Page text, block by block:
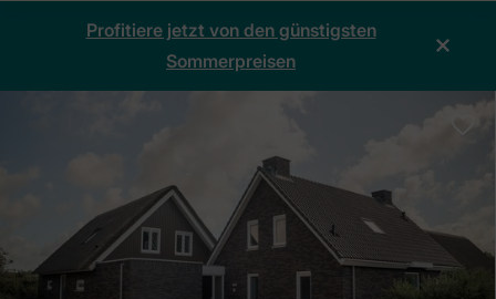
öffnen
Profitiere jetzt von den günstigsten
Sommerpreisen